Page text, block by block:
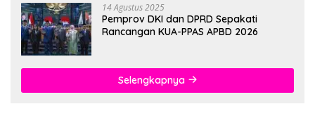
14 Agustus 2025
Pemprov DKI dan DPRD Sepakati
Rancangan KUA-PPAS APBD 2026
Selengkapnya